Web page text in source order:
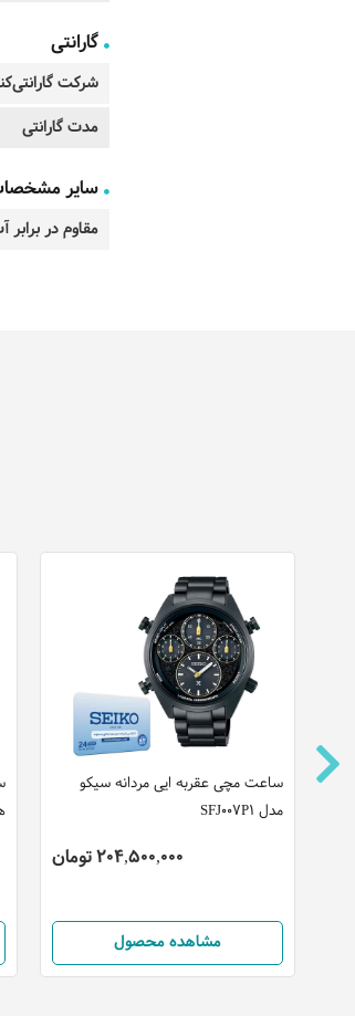
گارانتی
شرکت
مدت گارانتی
سایر
مقاوم در برابر
ساعت مچی عقربه ایی مردانه سیکو
مدل SFJ007P1
204,500,000 تومان
مشاهده محصول